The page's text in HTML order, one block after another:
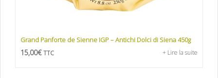
Grand Panforte de Sienne IGP – Antichi Dolci di Siena 450g
15,00€ TTC + Lire la suite